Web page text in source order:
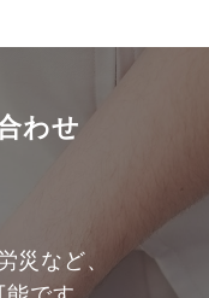
わせ
災など、